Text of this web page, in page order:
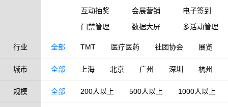
互动抽奖
会展营销
电子签到
门禁管理
数据大屏 多活动管理
行业 全部 TMT 医疗医药 社团协会 展览
城市 全部 上海 北京 广州 深圳 杭州
规模 全部 200人以上 500人以上 1000人以上